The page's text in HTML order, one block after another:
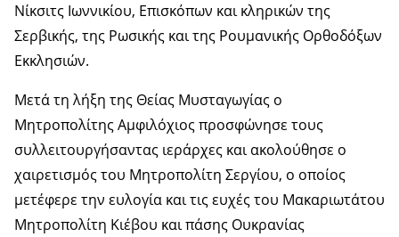
Νίκσιτς Ιωννικίου, Επισκόπων και κληρικών της
Σερβικής, της Ρωσικής και της Ρουμανικής Ορθοδόξων
Εκκλησιών.
Μετά τη λήξη της Θείας Μυσταγωγίας ο
Μητροπολίτης Αμφιλόχιος προσφώνησε τους
συλλειτουργήσαντας ιεράρχες και ακολούθησε ο
χαιρετισμός του Μητροπολίτη Σεργίου, ο οποίος
μετέφερε την ευλογία και τις ευχές του Μακαριωτάτου
Μητροπολίτη Κιέβου και πάσης Ουκρανίας